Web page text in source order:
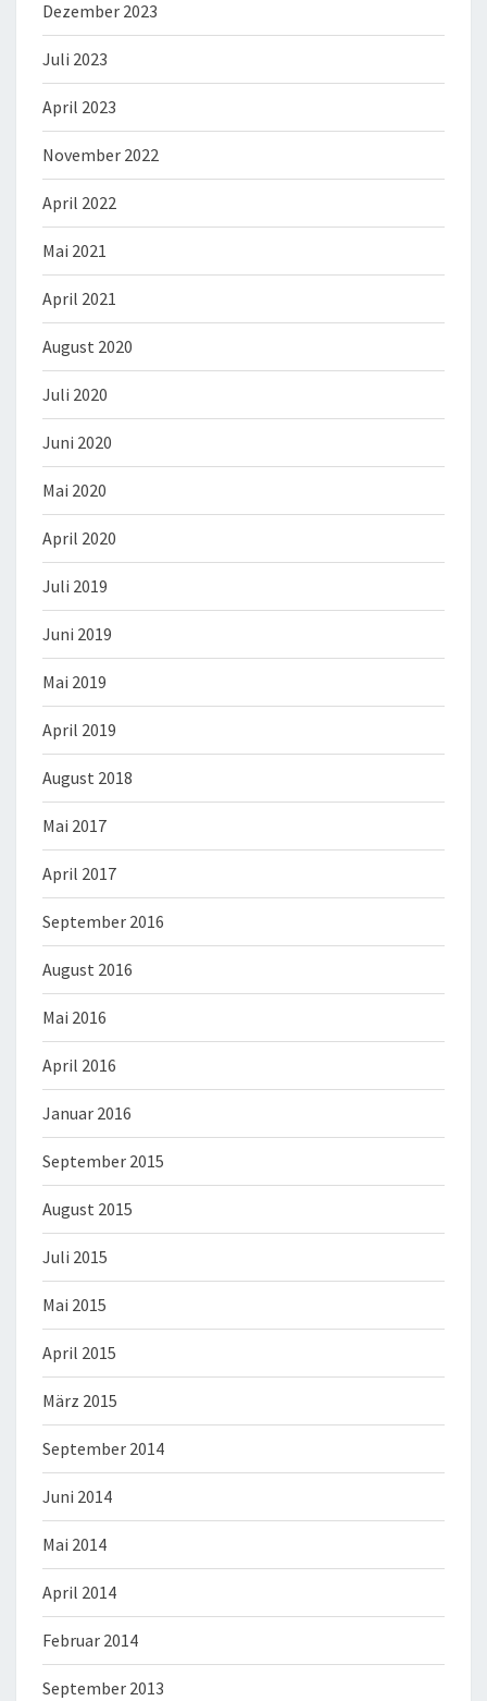
Dezember 2023
Juli 2023
April 2023
November 2022
April 2022
Mai 2021
April 2021
August 2020
Juli 2020
Juni 2020
Mai 2020
April 2020
Juli 2019
Juni 2019
Mai 2019
April 2019
August 2018
Mai 2017
April 2017
September 2016
August 2016
Mai 2016
April 2016
Januar 2016
September 2015
August 2015
Juli 2015
Mai 2015
April 2015
März 2015
September 2014
Juni 2014
Mai 2014
April 2014
Februar 2014
September 2013